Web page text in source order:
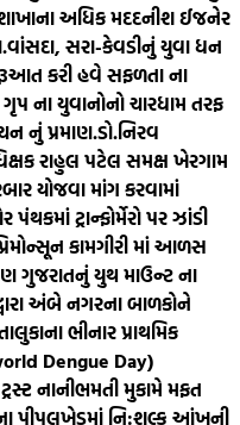
અધિક મદદનીશ ઈજનેર
વાંસદા, સરા-કેવડીનું યુવા ધન
કરી હવે સફળતા ના
ના યુવાનોનો ચારધામ તરફ
નું પ્રમાણ.ડો.નિરવ
રાહુલ પટેલ સમક્ષ ખેરગામ
યોજવા માંગ કરવામાં
ટ્રાન્ફોર્મેરો પર ઝાંડી
કામગીરી માં આળસ
ગુજરાતનું યુથ માઉન્ટ ના
અંબે નગરના બાળકોને
ભીનાર પ્રાથમિક
Dengue Day)
નાનીભમતી મુકામે મફત
પીપલખેડમાં નિ:શુલ્ક આંખની